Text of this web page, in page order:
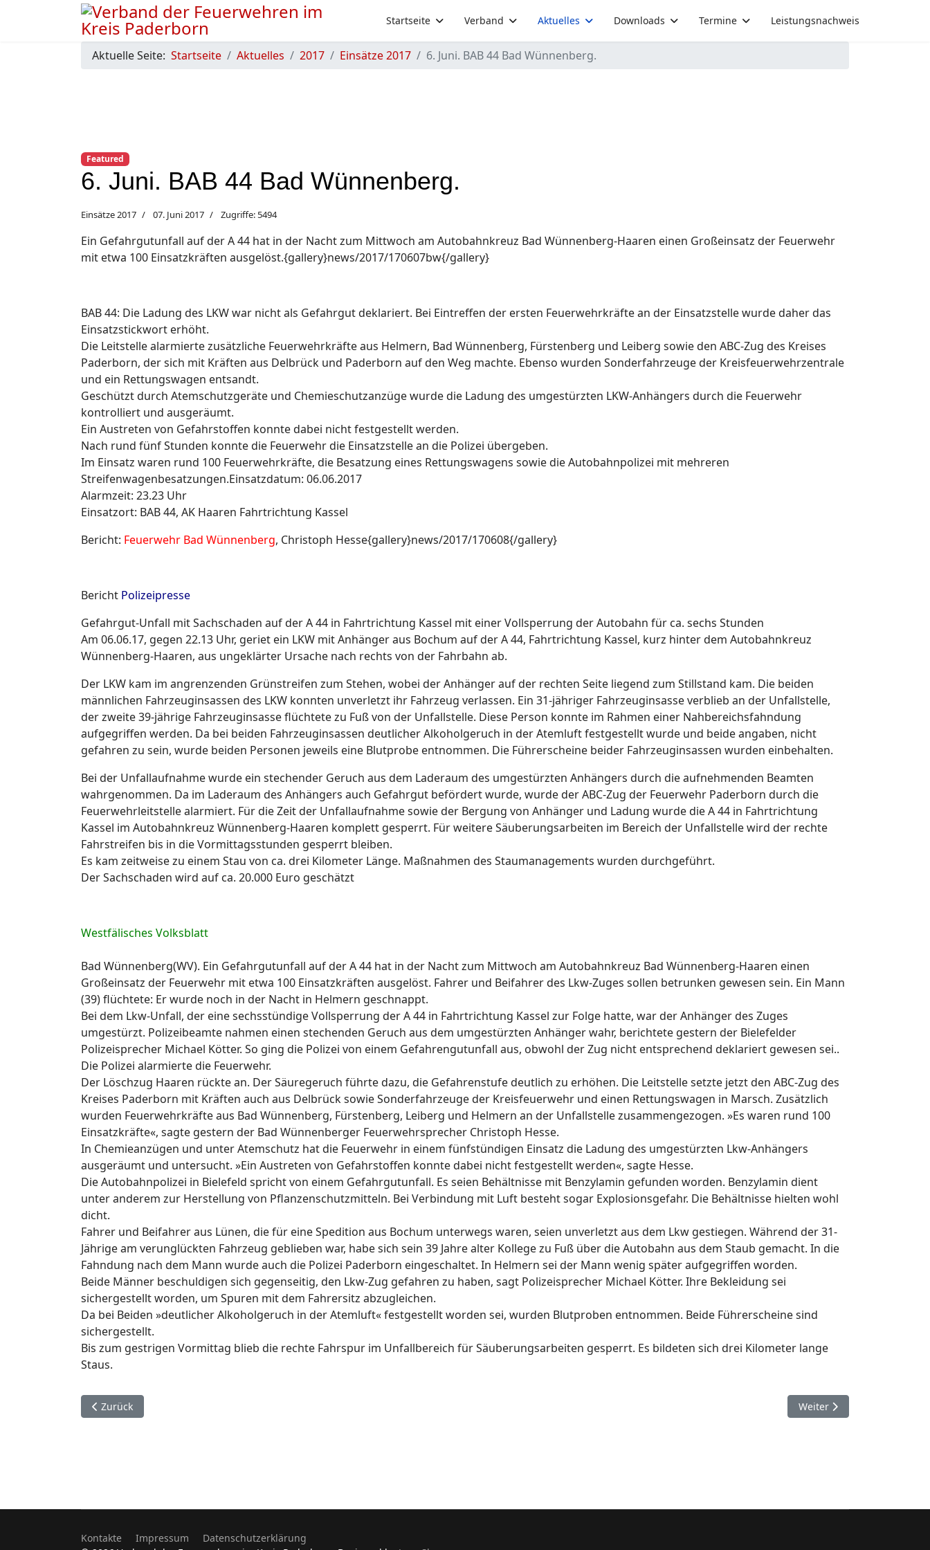
Startseite Verband Aktuelles Downloads Termine Leistungsnachweis
Aktuelle Seite: Startseite Aktuelles 2017 Einsätze 2017 6. Juni. BAB 44 Bad Wünnenberg.
Featured
6. Juni. BAB 44 Bad Wünnenberg.
Einsätze 2017 07. Juni 2017 Zugriffe: 5494
Ein Gefahrgutunfall auf der A 44 hat in der Nacht zum Mittwoch am Autobahnkreuz Bad Wünnenberg-Haaren einen Großeinsatz der Feuerwehr
mit etwa 100 Einsatzkräften ausgelöst.{gallery}news/2017/170607bw{/gallery}
BAB 44: Die Ladung des LKW war nicht als Gefahrgut deklariert. Bei Eintreffen der ersten Feuerwehrkräfte an der Einsatzstelle wurde daher das
Einsatzstickwort erhöht.
Die Leitstelle alarmierte zusätzliche Feuerwehrkräfte aus Helmern, Bad Wünnenberg, Fürstenberg und Leiberg sowie den ABC-Zug des Kreises
Paderborn, der sich mit Kräften aus Delbrück und Paderborn auf den Weg machte. Ebenso wurden Sonderfahrzeuge der Kreisfeuerwehrzentrale
und ein Rettungswagen entsandt.
Geschützt durch Atemschutzgeräte und Chemieschutzanzüge wurde die Ladung des umgestürzten LKW-Anhängers durch die Feuerwehr
kontrolliert und ausgeräumt.
Ein Austreten von Gefahrstoffen konnte dabei nicht festgestellt werden.
Nach rund fünf Stunden konnte die Feuerwehr die Einsatzstelle an die Polizei übergeben.
Im Einsatz waren rund 100 Feuerwehrkräfte, die Besatzung eines Rettungswagens sowie die Autobahnpolizei mit mehreren
Streifenwagenbesatzungen.Einsatzdatum: 06.06.2017
Alarmzeit: 23.23 Uhr
Einsatzort: BAB 44, AK Haaren Fahrtrichtung Kassel
Bericht: Feuerwehr Bad Wünnenberg, Christoph Hesse{gallery}news/2017/170608{/gallery}
Bericht Polizeipresse
Gefahrgut-Unfall mit Sachschaden auf der A 44 in Fahrtrichtung Kassel mit einer Vollsperrung der Autobahn für ca. sechs Stunden
Am 06.06.17, gegen 22.13 Uhr, geriet ein LKW mit Anhänger aus Bochum auf der A 44, Fahrtrichtung Kassel, kurz hinter dem Autobahnkreuz
Wünnenberg-Haaren, aus ungeklärter Ursache nach rechts von der Fahrbahn ab.
Der LKW kam im angrenzenden Grünstreifen zum Stehen, wobei der Anhänger auf der rechten Seite liegend zum Stillstand kam. Die beiden
männlichen Fahrzeuginsassen des LKW konnten unverletzt ihr Fahrzeug verlassen. Ein 31-jähriger Fahrzeuginsasse verblieb an der Unfallstelle,
der zweite 39-jährige Fahrzeuginsasse flüchtete zu Fuß von der Unfallstelle. Diese Person konnte im Rahmen einer Nahbereichsfahndung
aufgegriffen werden. Da bei beiden Fahrzeuginsassen deutlicher Alkoholgeruch in der Atemluft festgestellt wurde und beide angaben, nicht
gefahren zu sein, wurde beiden Personen jeweils eine Blutprobe entnommen. Die Führerscheine beider Fahrzeuginsassen wurden einbehalten.
Bei der Unfallaufnahme wurde ein stechender Geruch aus dem Laderaum des umgestürzten Anhängers durch die aufnehmenden Beamten
wahrgenommen. Da im Laderaum des Anhängers auch Gefahrgut befördert wurde, wurde der ABC-Zug der Feuerwehr Paderborn durch die
Feuerwehrleitstelle alarmiert. Für die Zeit der Unfallaufnahme sowie der Bergung von Anhänger und Ladung wurde die A 44 in Fahrtrichtung
Kassel im Autobahnkreuz Wünnenberg-Haaren komplett gesperrt. Für weitere Säuberungsarbeiten im Bereich der Unfallstelle wird der rechte
Fahrstreifen bis in die Vormittagsstunden gesperrt bleiben.
Es kam zeitweise zu einem Stau von ca. drei Kilometer Länge. Maßnahmen des Staumanagements wurden durchgeführt.
Der Sachschaden wird auf ca. 20.000 Euro geschätzt
Westfälisches Volksblatt
Bad Wünnenberg(WV). Ein Gefahrgutunfall auf der A 44 hat in der Nacht zum Mittwoch am Autobahnkreuz Bad Wünnenberg-Haaren einen
Großeinsatz der Feuerwehr mit etwa 100 Einsatzkräften ausgelöst. Fahrer und Beifahrer des Lkw-Zuges sollen betrunken gewesen sein. Ein Mann
(39) flüchtete: Er wurde noch in der Nacht in Helmern geschnappt.
Bei dem Lkw-Unfall, der eine sechsstündige Vollsperrung der A 44 in Fahrtrichtung Kassel zur Folge hatte, war der Anhänger des Zuges
umgestürzt. Polizeibeamte nahmen einen stechenden Geruch aus dem umgestürzten Anhänger wahr, berichtete gestern der Bielefelder
Polizeisprecher Michael Kötter. So ging die Polizei von einem Gefahrengutunfall aus, obwohl der Zug nicht entsprechend deklariert gewesen sei..
Die Polizei alarmierte die Feuerwehr.
Der Löschzug Haaren rückte an. Der Säuregeruch führte dazu, die Gefahrenstufe deutlich zu erhöhen. Die Leitstelle setzte jetzt den ABC-Zug des
Kreises Paderborn mit Kräften auch aus Delbrück sowie Sonderfahrzeuge der Kreisfeuerwehr und einen Rettungswagen in Marsch. Zusätzlich
wurden Feuerwehrkräfte aus Bad Wünnenberg, Fürstenberg, Leiberg und Helmern an der Unfallstelle zusammengezogen. »Es waren rund 100
Einsatzkräfte«, sagte gestern der Bad Wünnenberger Feuerwehrsprecher Christoph Hesse.
In Chemieanzügen und unter Atemschutz hat die Feuerwehr in einem fünfstündigen Einsatz die Ladung des umgestürzten Lkw-Anhängers
ausgeräumt und untersucht. »Ein Austreten von Gefahrstoffen konnte dabei nicht festgestellt werden«, sagte Hesse.
Die Autobahnpolizei in Bielefeld spricht von einem Gefahrgutunfall. Es seien Behältnisse mit Benzylamin gefunden worden. Benzylamin dient
unter anderem zur Herstellung von Pflanzenschutzmitteln. Bei Verbindung mit Luft besteht sogar Explosionsgefahr. Die Behältnisse hielten wohl
dicht.
Fahrer und Beifahrer aus Lünen, die für eine Spedition aus Bochum unterwegs waren, seien unverletzt aus dem Lkw gestiegen. Während der 31-
Jährige am verunglückten Fahrzeug geblieben war, habe sich sein 39 Jahre alter Kollege zu Fuß über die Autobahn aus dem Staub gemacht. In die
Fahndung nach dem Mann wurde auch die Polizei Paderborn eingeschaltet. In Helmern sei der Mann wenig später aufgegriffen worden.
Beide Männer beschuldigen sich gegenseitig, den Lkw-Zug gefahren zu haben, sagt Polizeisprecher Michael Kötter. Ihre Bekleidung sei
sichergestellt worden, um Spuren mit dem Fahrersitz abzugleichen.
Da bei Beiden »deutlicher Alkoholgeruch in der Atemluft« festgestellt worden sei, wurden Blutproben entnommen. Beide Führerscheine sind
sichergestellt.
Bis zum gestrigen Vormittag blieb die rechte Fahrspur im Unfallbereich für Säuberungsarbeiten gesperrt. Es bildeten sich drei Kilometer lange
Staus.
Vorheriger Beitrag: 8. Juni. Delbrück.
Zurück Nächster Beitrag: 3. Juni.
Weiter
Kontakte Impressum
Datenschutzerklärung